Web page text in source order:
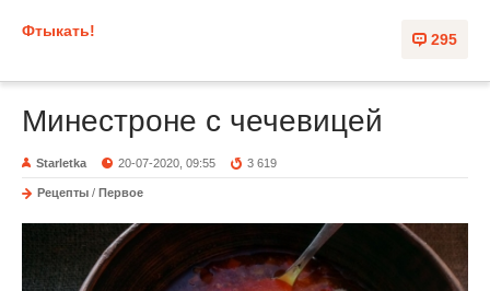
295
Фтыкать!
Минестроне с чечевицей
Starletka 20-07-2020, 09:55 3 619
Рецепты / Первое